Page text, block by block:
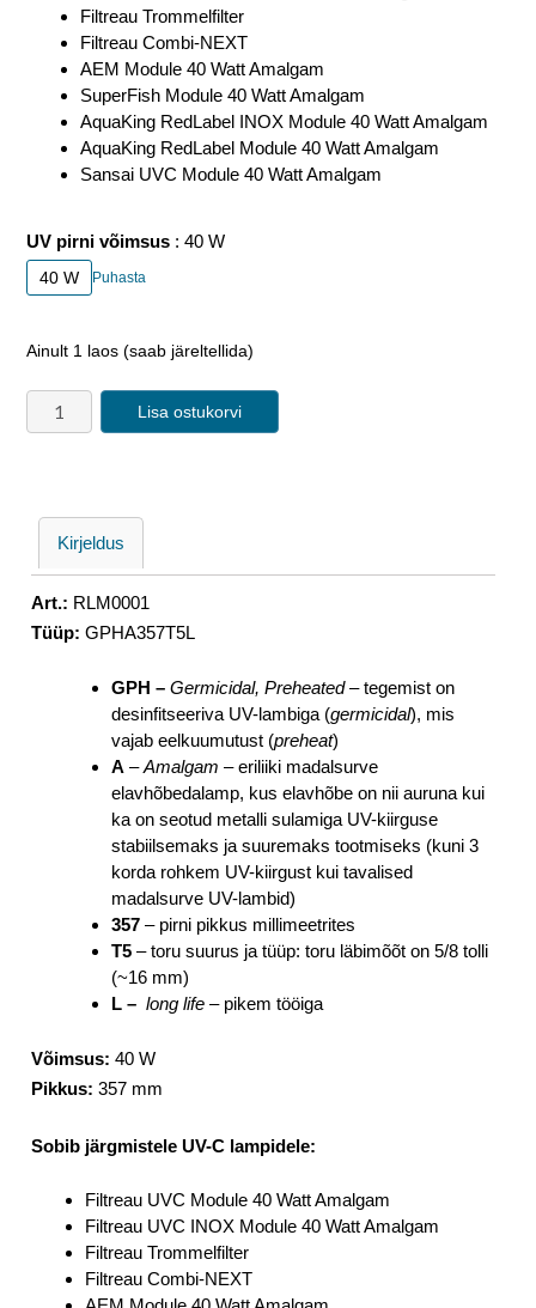
Filtreau Trommelfilter
Filtreau Combi-NEXT
AEM Module 40 Watt Amalgam
SuperFish Module 40 Watt Amalgam
AquaKing RedLabel INOX Module 40 Watt Amalgam
AquaKing RedLabel Module 40 Watt Amalgam
Sansai UVC Module 40 Watt Amalgam
UV pirni võimsus 40 W
40 W Puhasta
Ainult 1 laos (saab järeltellida)
Lisa ostukorvi
Kirjeldus
Art.: RLM0001
Tüüp: GPHA357T5L
GPH –Germicidal, Preheated –tegemist on
desinfitseeriva UV-lambiga (germicidal), mis
vajab eelkuumutust (preheat)
A–Amalgam– eriliiki madalsurve
elavhõbedalamp, kus elavhõbe on nii auruna kui
ka on seotud metalli sulamiga UV-kiirguse
stabiilsemaks ja suuremaks tootmiseks (kuni 3
korda rohkem UV-kiirgust kui tavalised
madalsurve UV-lambid)
357 – pirni pikkus millimeetrites
T5– toru suurus ja tüüp: toru läbimõõt on 5/8 tolli
(~16 mm)
L – long life– pikem tööiga
Võimsus: 40 W
Pikkus: 357 mm
Sobib järgmistele UV-C lampidele:
Filtreau UVC Module 40 Watt Amalgam
Filtreau UVC INOX Module 40 Watt Amalgam
Filtreau Trommelfilter
Filtreau Combi-NEXT